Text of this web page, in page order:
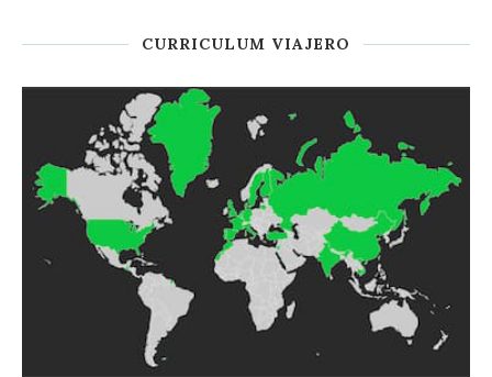
CURRICULUM VIAJERO